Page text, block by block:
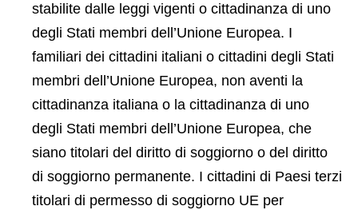
stabilite dalle leggi vigenti o cittadinanza di uno
degli Stati membri dell’Unione Europea. I
familiari dei cittadini italiani o cittadini degli Stati
membri dell’Unione Europea, non aventi la
cittadinanza italiana o la cittadinanza di uno
degli Stati membri dell’Unione Europea, che
siano titolari del diritto di soggiorno o del diritto
di soggiorno permanente. I cittadini di Paesi terzi
titolari di permesso di soggiorno UE per